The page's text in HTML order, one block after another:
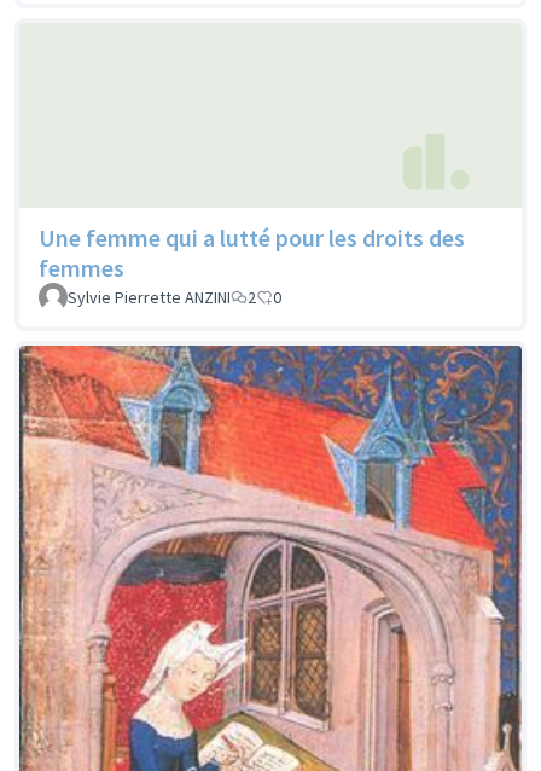
Une femme qui a lutté pour les droits des
femmes
Sylvie Pierrette ANZINI 2 0